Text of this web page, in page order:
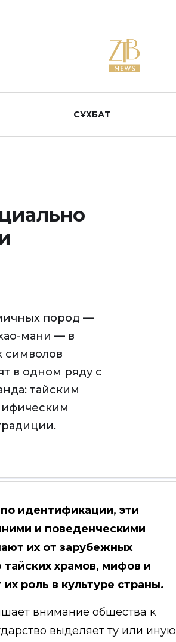
СҰХБАТ
пород —
мани — в
символов
в одном ряду с
тайским
идентификации, эти
и поведенческими
их от зарубежных
храмов, мифов и
роль в культуре страны.
внимание общества к
выделяет ту или иную